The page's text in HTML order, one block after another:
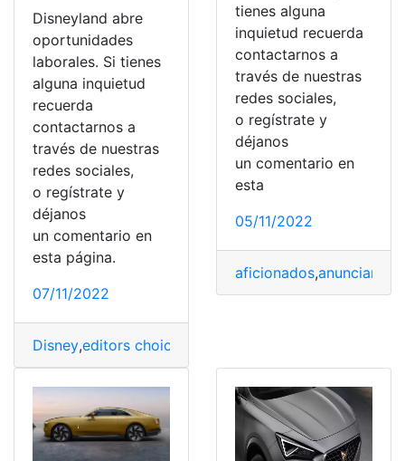
Disneyland abre
oportunidades
laborales. Si tienes
alguna inquietud
recuerda
contactarnos a
través de nuestras
redes sociales,
o regístrate y
déjanos
un comentario en
esta página.
07/11/2022
Disney,editors choice
tienes alguna
inquietud recuerda
contactarnos a
través de nuestras
redes sociales,
o regístrate y
déjanos
un comentario en
esta
05/11/2022
aficionados,anuncian